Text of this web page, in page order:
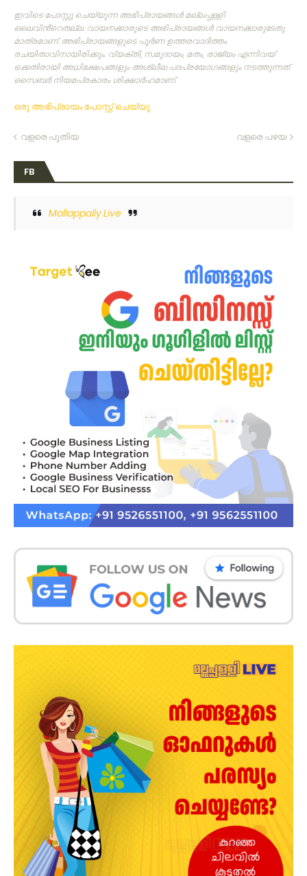
ഇവിടെ പോസ്റ്റു ചെയ്യുന്ന അഭിപ്രായങ്ങള്‍ മല്ലപ്പള്ളി
ലൈവിൻ്റെതല്ല. വായനക്കാരുടെ അഭിപ്രായങ്ങള്‍ വായനക്കാരുടേതു
മാത്രമാണ്‌. അഭിപ്രായങ്ങളുടെ പൂര്‍ണ ഉത്തരവാദിത്തം
രചയിതാവിനായിരിക്കും. വ്യക്തി, സമുദായം, മതം, രാജ്യം എന്നിവയ്
ക്കെതിരായി അധിക്ഷേപങ്ങളും അശ്ലീല പദപ്രയോഗങ്ങളും നടത്തുന്നത്‌
സൈബര്‍ നിയമപ്രകാരം ശിക്ഷാര്‍ഹമാണ്‌.
ഒരു അഭിപ്രായം പോസ്റ്റ് ചെയ്യൂ
വളരെ പുതിയ വളരെ പഴയ
FB
Mallappally Live